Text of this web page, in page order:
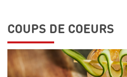
COUPS DE COEURS